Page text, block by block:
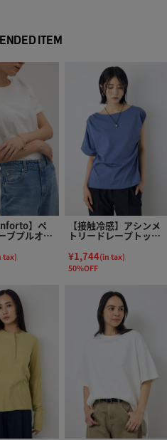
ITEM
】ペ
ブプルオー
tax)
【接触冷感】アシンメ
トリードレープトップ
¥1,744(in tax)
50%OFF